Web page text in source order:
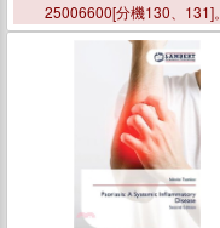
25006600[分機130、131]。